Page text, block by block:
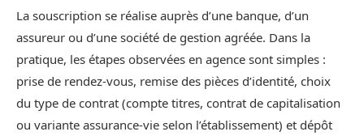
La souscription se réalise auprès d’une banque, d’un
assureur ou d’une société de gestion agréée. Dans la
pratique, les étapes observées en agence sont simples :
prise de rendez‑vous, remise des pièces d’identité, choix
du type de contrat (compte titres, contrat de capitalisation
ou variante assurance‑vie selon l’établissement) et dépôt